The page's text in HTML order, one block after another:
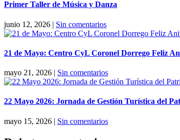
Primer Taller de Música y Danza
junio 12, 2026 | Sin comentarios
21 de Mayo: Centro CyL Coronel Dorrego Feliz
mayo 21, 2026 | Sin comentarios
22 Mayo 2026: Jornada de Gestión Turística del
mayo 15, 2026 | Sin comentarios